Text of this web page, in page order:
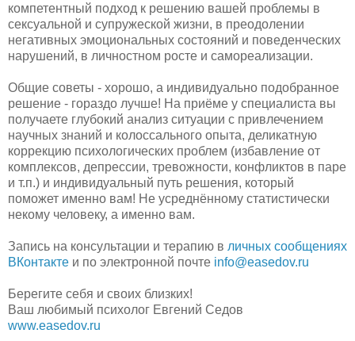
компетентный подход к решению вашей проблемы в
сексуальной и супружеской жизни, в преодолении
негативных эмоциональных состояний и поведенческих
нарушений, в личностном росте и самореализации.
Общие советы - хорошо, а индивидуально подобранное
решение - гораздо лучше! На приёме у специалиста вы
получаете глубокий анализ ситуации с привлечением
научных знаний и колоссального опыта, деликатную
коррекцию психологических проблем (избавление от
комплексов, депрессии, тревожности, конфликтов в паре
и т.п.) и индивидуальный путь решения, который
поможет именно вам! Не усреднённому статистически
некому человеку, а именно вам.
Запись на консультации и терапию в личных сообщениях
ВКонтакте и по электронной почте info@easedov.ru
Берегите себя и своих близких!
Ваш любимый психолог Евгений Седов
www.easedov.ru